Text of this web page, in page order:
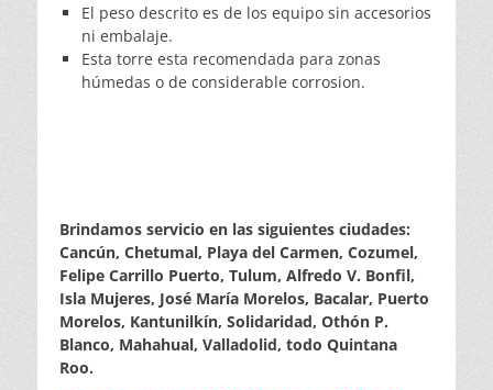
El peso descrito es de los equipo sin accesorios
ni embalaje.
Esta torre esta recomendada para zonas
húmedas o de considerable corrosion.
Brindamos servicio en las siguientes ciudades:
Cancún, Chetumal, Playa del Carmen, Cozumel,
Felipe Carrillo Puerto, Tulum, Alfredo V. Bonfil,
Isla Mujeres, José María Morelos, Bacalar, Puerto
Morelos, Kantunilkín, Solidaridad, Othón P.
Blanco, Mahahual, Valladolid, todo Quintana
Roo.